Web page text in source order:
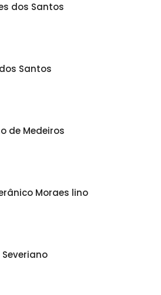
dos Santos
Santos
de Medeiros
Moraes lino